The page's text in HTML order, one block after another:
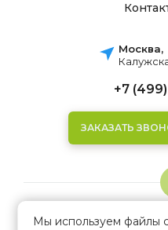
Москва,
+7
ЗАКАЗАТЬ
Мы используем файлы